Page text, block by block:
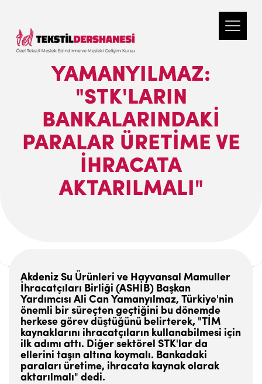
YAMANYILMAZ:
"STK'LARIN
BANKALARINDAKI
PARALAR ÜRETIME VE
IHRACATA
AKTARILMALI"
Akdeniz Su Ürünleri ve Hayvansal Mamuller
İhracatçıları Birliği (ASHİB) Başkan
Yardımcısı Ali Can Yamanyılmaz, Türkiye'nin
önemli bir süreçten geçtiğini bu dönemde
herkese görev düştüğünü belirterek, "TİM
kaynaklarını ihracatçıların kullanabilmesi için
ilk adımı attı. Diğer sektörel STK'lar da
ellerini taşın altına koymalı. Bankadaki
paraları üretime, ihracata kaynak olarak
aktarılmalı" dedi.